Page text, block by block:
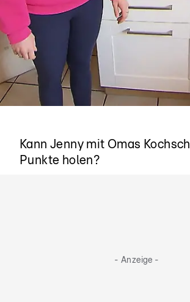
Kann Jenny mit Omas
Punkte holen?
- Anzeige -